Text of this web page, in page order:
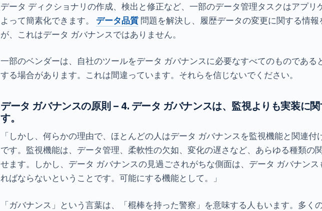
データ ディクショナリの作成、検出と修正など、一部のデータ管理タスクはアプリ
よって簡素化できます。 データ品質 問題を解決し、履歴データの変更に関する情報
が、これはデータ ガバナンスではありません。
一部のベンダーは、自社のツールをデータ ガバナンスに必要なすべてのものである
する場合があります。これは間違っています。それらを信じないでください。
データ ガバナンスの原則 – 4. データ ガバナンスは、監視よりも実装に
す。
「しかし、何らかの理由で、ほとんどの人はデータ ガバナンスを監視機能と関連付
です。監視機能は、データ管理、柔軟性の欠如、変化の遅さなど、あらゆる種類の
せます。しかし、データ ガバナンスの見過ごされがちな側面は、データ ガバナンス
ればならないということです。可能にする機能として。」
「ガバナンス」という言葉は、「棍棒を持った警察」を意味する人もいます。多く